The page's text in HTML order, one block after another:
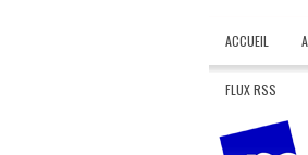
ACCUEIL
FLUX RSS